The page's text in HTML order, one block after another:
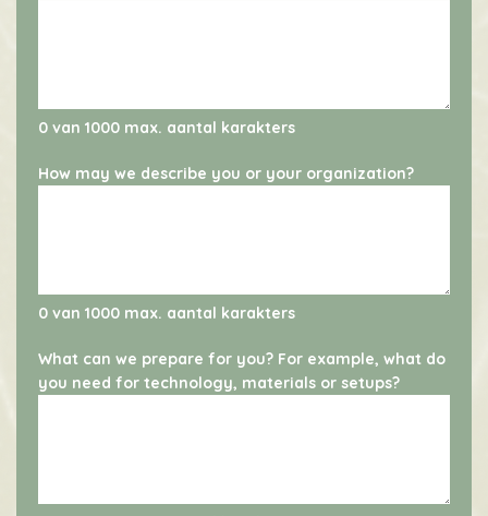
0 van 1000 max. aantal karakters
How may we describe you or your organization?
0 van 1000 max. aantal karakters
What can we prepare for you? For example, what do
you need for technology, materials or setups?